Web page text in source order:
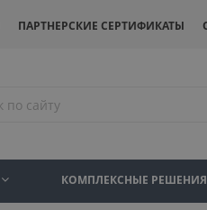
ПАРТНЕРСКИЕ СЕРТИФИКАТЫ
КОМПЛЕКСНЫЕ РЕШЕНИЯ